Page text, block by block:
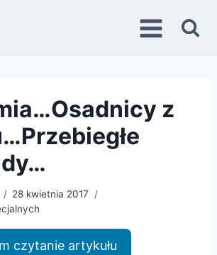
z
28 kwietnia 2017
czytanie artykułu